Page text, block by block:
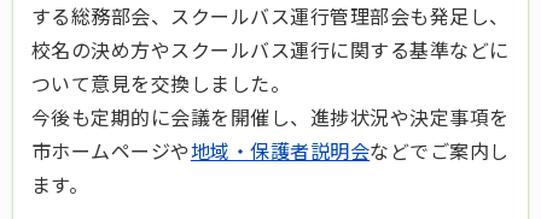
する総務部会、スクールバス運行管理部会も発足し、
校名の決め方やスクールバス運行に関する基準などに
ついて意見を交換しました。
今後も定期的に会議を開催し、進捗状況や決定事項を
市ホームページや地域・保護者説明会などでご案内し
ます。